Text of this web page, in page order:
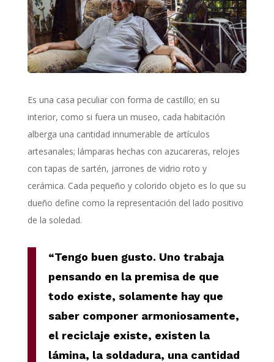
Es una casa peculiar con forma de castillo; en su
interior, como si fuera un museo, cada habitación
alberga una cantidad innumerable de artículos
artesanales; lámparas hechas con azucareras, relojes
con tapas de sartén, jarrones de vidrio roto y
cerámica. Cada pequeño y colorido objeto es lo que su
dueño define como la representación del lado positivo
de la soledad.
“Tengo buen gusto. Uno trabaja
pensando en la premisa de que
todo existe, solamente hay que
saber componer armoniosamente,
el reciclaje existe, existen la
lámina, la soldadura, una cantidad